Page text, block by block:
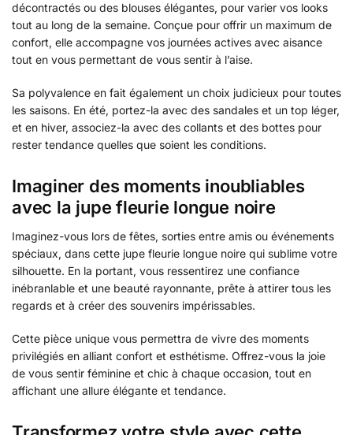
décontractés ou des blouses élégantes, pour varier vos looks
tout au long de la semaine. Conçue pour offrir un maximum de
confort, elle accompagne vos journées actives avec aisance
tout en vous permettant de vous sentir à l’aise.
Sa polyvalence en fait également un choix judicieux pour toutes
les saisons. En été, portez-la avec des sandales et un top léger,
et en hiver, associez-la avec des collants et des bottes pour
rester tendance quelles que soient les conditions.
Imaginer des moments inoubliables
avec la jupe fleurie longue noire
Imaginez-vous lors de fêtes, sorties entre amis ou événements
spéciaux, dans cette jupe fleurie longue noire qui sublime votre
silhouette. En la portant, vous ressentirez une confiance
inébranlable et une beauté rayonnante, prête à attirer tous les
regards et à créer des souvenirs impérissables.
Cette pièce unique vous permettra de vivre des moments
privilégiés en alliant confort et esthétisme. Offrez-vous la joie
de vous sentir féminine et chic à chaque occasion, tout en
affichant une allure élégante et tendance.